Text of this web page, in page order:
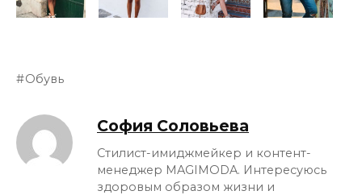
Обувь
София Соловьева
Стилист-имиджмейкер и контент-
менеджер MAGIMODA. Интересуюсь
здоровым образом жизни и